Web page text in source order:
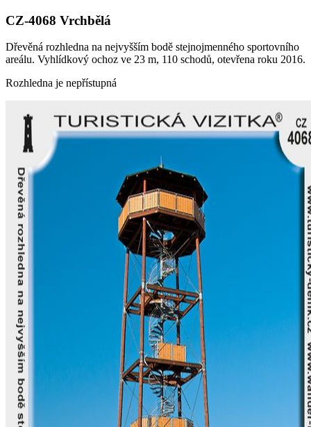
CZ-4068 Vrchbělá
Dřevěná rozhledna na nejvyšším bodě stejnojmenného sportovního
areálu. Vyhlídkový ochoz ve 23 m, 110 schodů, otevřena roku 2016.
Rozhledna je nepřístupná